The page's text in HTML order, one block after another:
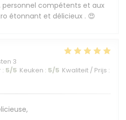
personnel compétents et aux
étonnant et délicieux . 😍
3
: 5/5 Keuken : 5/5 Kwaliteit / Prijs :